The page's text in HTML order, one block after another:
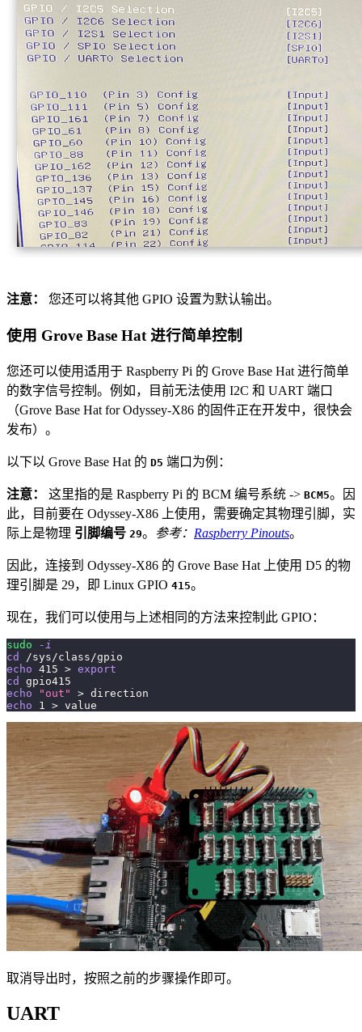
注意： 您还可以将其他 GPIO 设置为默认输出。
使用 Grove Base Hat 进行简单控制
您还可以使用适用于 Raspberry Pi 的 Grove Base Hat 进行简单
的数字信号控制。例如，目前无法使用 I2C 和 UART 端口
（Grove Base Hat for Odyssey-X86 的固件正在开发中，很快会
发布）。
以下以 Grove Base Hat 的 D5 端口为例：
注意： 这里指的是 Raspberry Pi 的 BCM 编号系统 -> BCM5。因
此，目前要在 Odyssey-X86 上使用，需要确定其物理引脚，实
际上是物理 引脚编号 29。 参考： Raspberry Pinouts。
因此，连接到 Odyssey-X86 的 Grove Base Hat 上使用 D5 的物
理引脚是 29，即 Linux GPIO 415。
现在，我们可以使用与上述相同的方法来控制此 GPIO：
sudo
-i
cd
/sys/class/gpio
echo 415 > export
cd
gpio415
echo
"out" > direction
echo
1 > value
取消导出时，按照之前的步骤操作即可。
UART